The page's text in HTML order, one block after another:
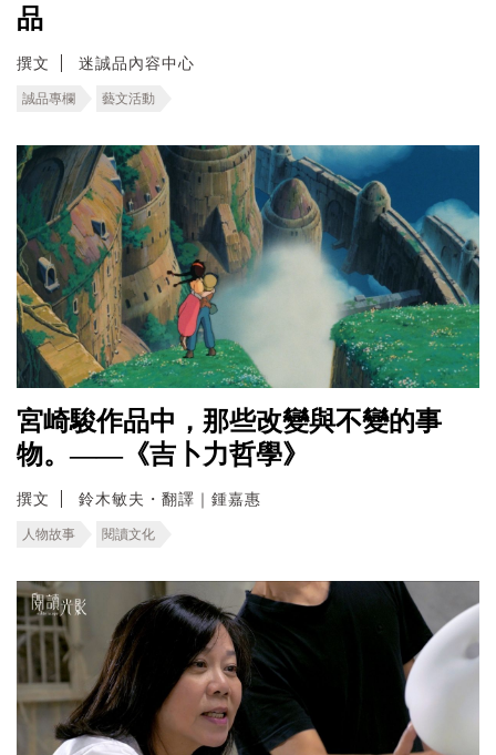
品
撰文 迷誠品內容中心
誠品專欄 藝文活動
宮崎駿作品中，那些改變與不變的事
物。——《吉卜力哲學》
撰文 鈴木敏夫・翻譯｜鍾嘉惠
人物故事 閱讀文化